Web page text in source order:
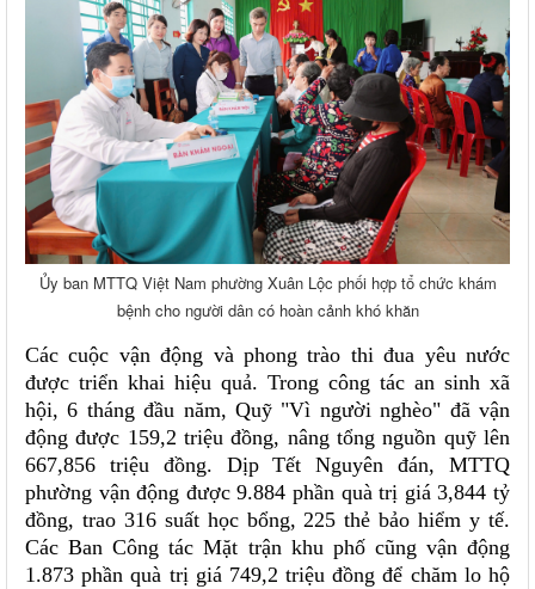
Ủy ban MTTQ Việt Nam phường Xuân Lộc phối hợp tổ chức khám
bệnh cho người dân có hoàn cảnh khó khăn
Các cuộc vận động và phong trào thi đua yêu nước
được triển khai hiệu quả. Trong công tác an sinh xã
hội, 6 tháng đầu năm, Quỹ "Vì người nghèo" đã vận
động được 159,2 triệu đồng, nâng tổng nguồn quỹ lên
667,856 triệu đồng. Dịp Tết Nguyên đán, MTTQ
phường vận động được 9.884 phần quà trị giá 3,844 tỷ
đồng, trao 316 suất học bổng, 225 thẻ bảo hiểm y tế.
Các Ban Công tác Mặt trận khu phố cũng vận động
1.873 phần quà trị giá 749,2 triệu đồng để chăm lo hộ